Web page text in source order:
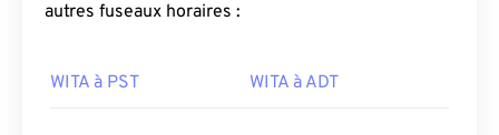
autres fuseaux horaires :
WITA à PST WITA à ADT